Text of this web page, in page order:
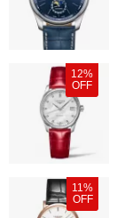
12%
OFF
11%
OFF